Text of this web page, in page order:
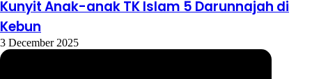
Kunyit Anak-anak TK Islam 5 Darunnajah di
Kebun
3 December 2025